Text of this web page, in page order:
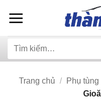
qua
dung
Tìm
Trang chủ / Phụ